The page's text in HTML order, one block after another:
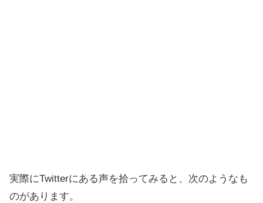
実際にTwitterにある声を拾ってみると、次のようなも
のがあります。